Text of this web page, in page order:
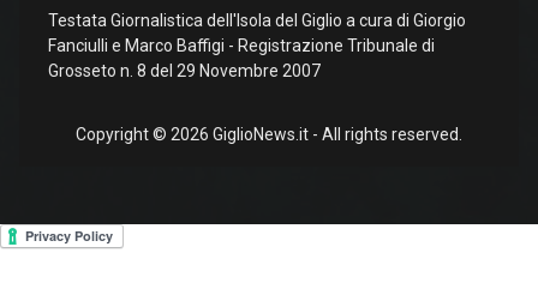
Testata Giornalistica dell'Isola del Giglio a cura di Giorgio
Fanciulli e Marco Baffigi - Registrazione Tribunale di
Grosseto n. 8 del 29 Novembre 2007
Copyright © 2026 GiglioNews.it - All rights reserved.